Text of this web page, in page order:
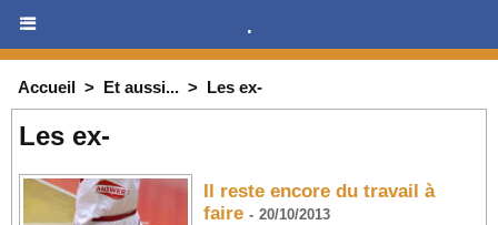
.
Accueil > Et aussi... > Les ex-
Les ex-
Il reste encore du travail à
faire - 20/10/2013